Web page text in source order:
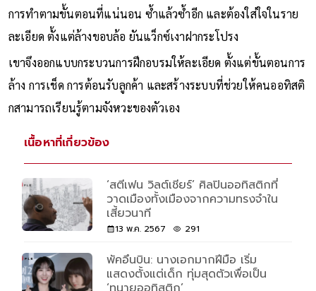
การทำตามขั้นตอนที่แน่นอน ซ้ำแล้วซ้ำอีก และต้องใส่ใจในราย
ละเอียด ตั้งแต่ล้างขอบล้อ ยันแว็กซ์เงาฝากระโปรง
เขาจึงออกแบบกระบวนการฝึกอบรมให้ละเอียด ตั้งแต่ขั้นตอนการ
ล้าง การเช็ด การต้อนรับลูกค้า และสร้างระบบที่ช่วยให้คนออทิสติ
กสามารถเรียนรู้ตามจังหวะของตัวเอง
เนื้อหาที่เกี่ยวข้อง
‘สตีเฟน วิลต์เชียร์’ ศิลปินออทิสติกที่
วาดเมืองทั้งเมืองจากความทรงจำใน
เสี้ยวนาที
13 พ.ค. 2567 291
พัคอึนบิน: นางเอกมากฝีมือ เริ่ม
แสดงตั้งแต่เด็ก ทุ่มสุดตัวเพื่อเป็น